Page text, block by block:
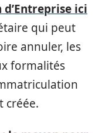
ici
qui peut
annuler, les
formalités
créée.